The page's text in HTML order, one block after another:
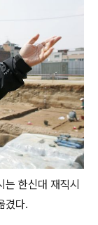
한신대 재직시
겼다.